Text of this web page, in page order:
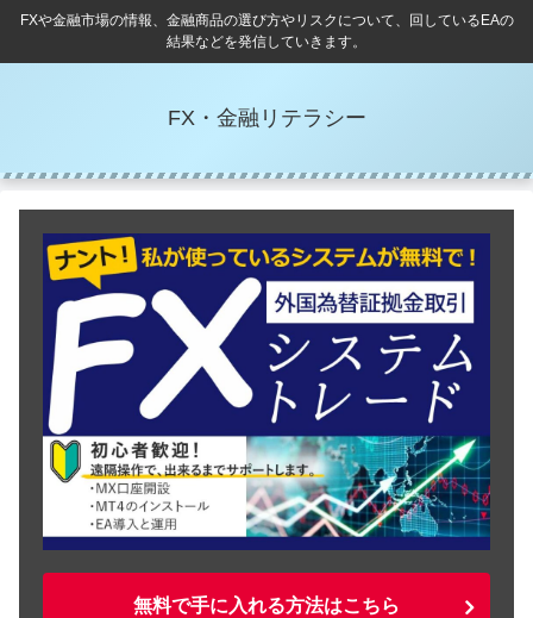
FXや金融市場の情報、金融商品の選び方やリスクについて、回しているEAの
結果などを発信していきます。
FX・金融リテラシー
無料で手に入れる方法はこちら